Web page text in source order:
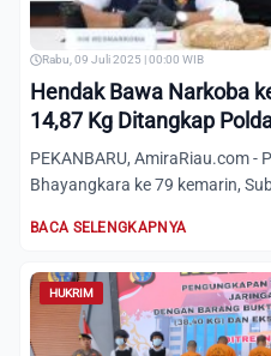
Rabu, 09 Juli 2025 | 00:00 WIB
Hendak Bawa Narkoba
14,87 Kg Ditangkap
PEKANBARU, AmiraRiau.com -
Bhayangkara ke 79 kemarin,
BACA SELENGKAPNYA
HUKRIM